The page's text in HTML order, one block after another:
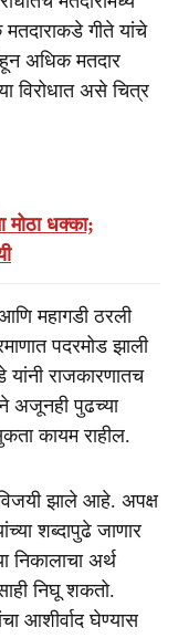
गीते यांचे
अधिक मतदार
विरोधात असे चित्र
धक्का;
महागडी ठरली
पदरमोड झाली
यांनी राजकारणातच
अजूनही पुढच्या
कायम राहील.
झाले आहे. अपक्ष
शब्दापुढे जाणार
निकालाचा अर्थ
निघू शकतो.
आशीर्वाद घेण्यास